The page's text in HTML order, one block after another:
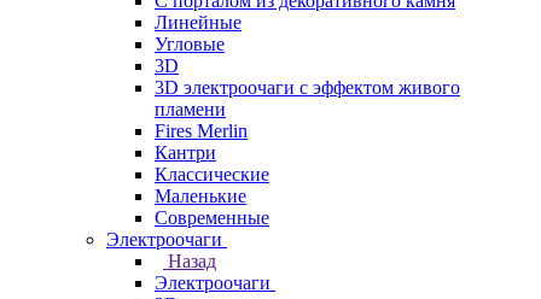
Линейные
Угловые
3D
3D электроочаги с эффектом живого
пламени
Fires Merlin
Кантри
Классические
Маленькие
Современные
Электроочаги
Назад
Электроочаги